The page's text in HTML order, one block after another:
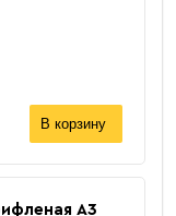
В корзину
А3
Сетка